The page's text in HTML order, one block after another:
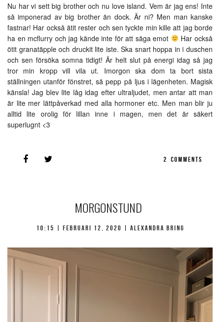
Nu har vi sett big brother och nu love island. Vem är jag ens! Inte
så imponerad av big brother än dock. Är ni? Men man kanske
fastnar! Har också ätit rester och sen tyckte min kille att jag borde
ha en mcflurry och jag kände inte för att säga emot
Har också
ötit granatäpple och druckit lite iste. Ska snart hoppa in i duschen
och sen försöka somna tidigt! Är helt slut på energi idag så jag
tror min kropp vill vila ut. Imorgon ska dom ta bort sista
ställningen utanför fönstret, så pepp på ljus i lägenheten. Magisk
känsla! Jag blev lite låg idag efter ultraljudet, men antar att man
är lite mer lättpåverkad med alla hormoner etc. Men man blir ju
alltid lite orolig för lillan inne i magen, men det är säkert
superlugnt <3
2 COMMENTS
MORGONSTUND
10:15 | februari 12, 2020 | Alexandra Bring